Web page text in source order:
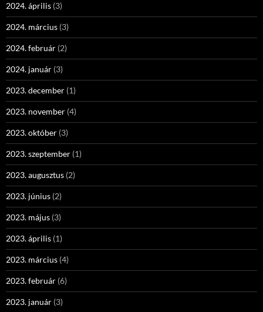
2024. április (3)
2024. március (3)
2024. február (2)
2024. január (3)
2023. december (1)
2023. november (4)
2023. október (3)
2023. szeptember (1)
2023. augusztus (2)
2023. június (2)
2023. május (3)
2023. április (1)
2023. március (4)
2023. február (6)
2023. január (3)